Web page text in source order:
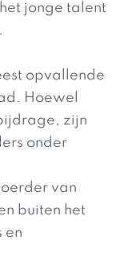
jonge talent
opvallende
Hoewel
zijn
onder
van
buiten het
en